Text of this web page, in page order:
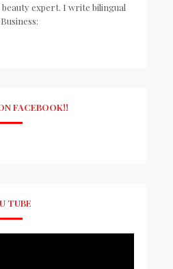
beauty expert. I write bilingual
FACEBOOK!!
TUBE